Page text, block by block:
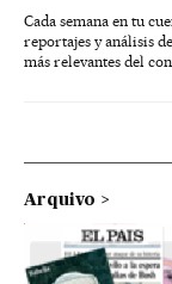
Cada semana en tu
reportajes y análisis
más relevantes del
Arquivo